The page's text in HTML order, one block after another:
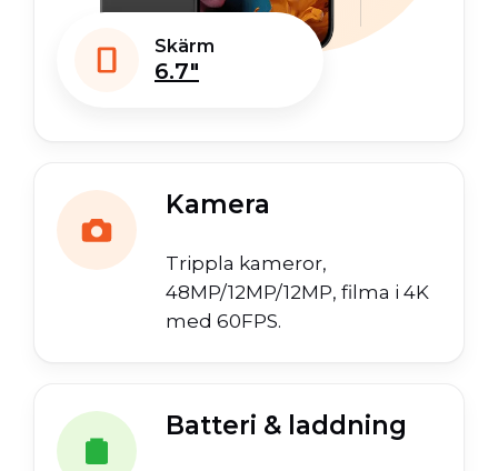
Skärm
6.7"
Kamera
Trippla kameror,
48MP/12MP/12MP, filma i 4K
med 60FPS.
Batteri & laddning